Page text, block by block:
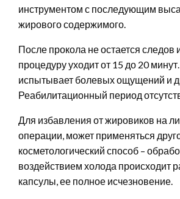
инструментом с последующим
жирового содержимого.
После прокола не остается следов
процедуру уходит от 15 до 20
испытывает болевых ощущений и
Реабилитационный период
Для избавления от жировиков на
операции, может применяться
косметологический способ –
воздействием холода происходит
капсулы, ее полное исчезновение.